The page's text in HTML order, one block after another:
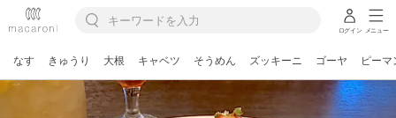
ログイン メニュー
なす きゅうり 大根 キャベツ そうめん ズッキーニ ゴーヤ ピーマ